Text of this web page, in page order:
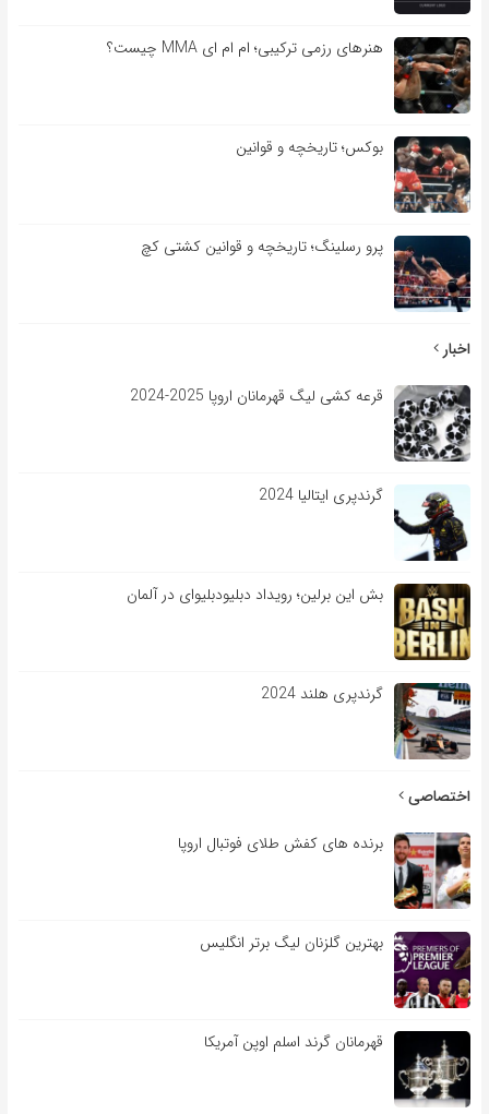
هنرهای رزمی ترکیبی؛ ام ام ای MMA چیست؟
بوکس؛ تاریخچه و قوانین
پرو رسلینگ؛ تاریخچه و قوانین کشتی کچ
اخبار
قرعه کشی لیگ قهرمانان اروپا 2025-2024
گرندپری ایتالیا 2024
بش این برلین؛ رویداد دبلیودبلیوای در آلمان
گرندپری هلند 2024
اختصاصی
برنده های کفش طلای فوتبال اروپا
بهترین گلزنان لیگ برتر انگلیس
قهرمانان گرند اسلم اوپن آمریکا